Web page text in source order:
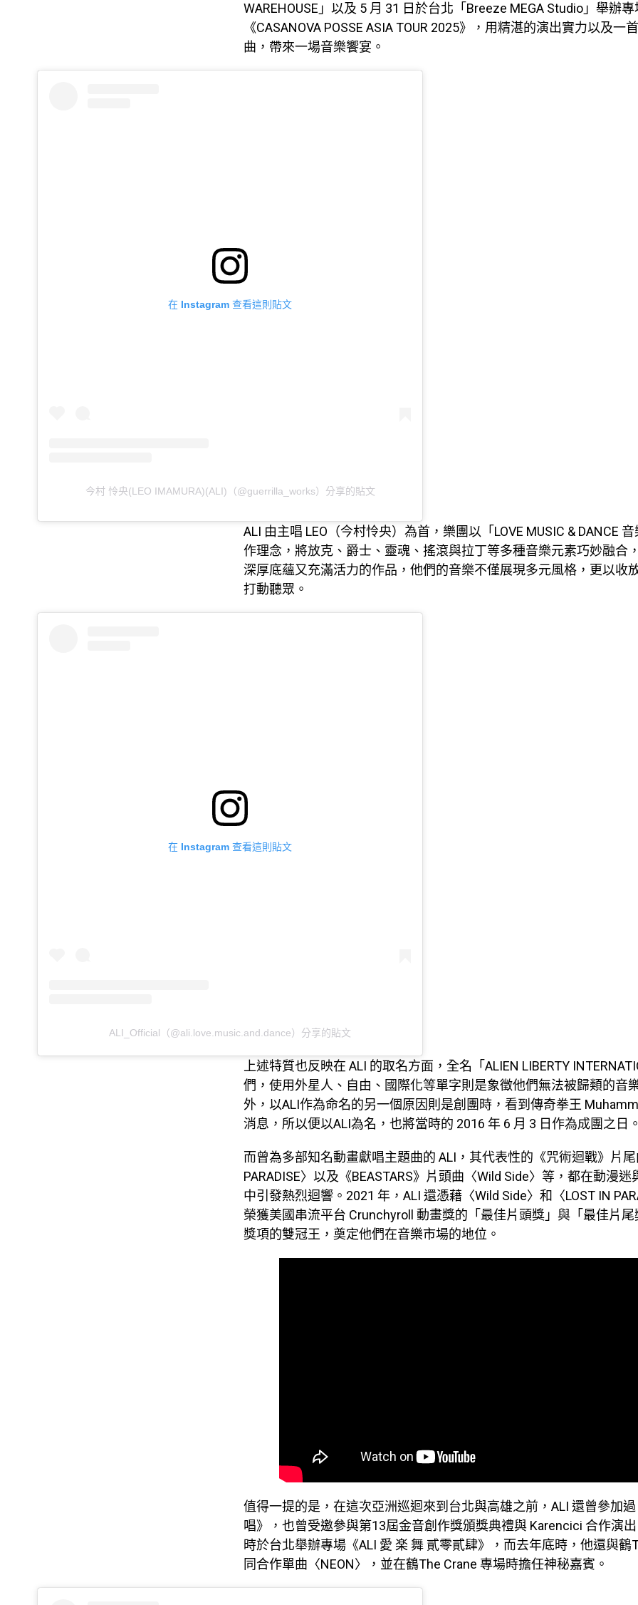
WAREHOUSE」以及 5 月 31 日於台北「Breeze MEGA Studio」舉辦專
《CASANOVA POSSE ASIA TOUR 2025》，用精湛的演出實力以及一
曲，帶來一場音樂饗宴。
在 Instagram 查看這則貼文
今村 怜央(LEO IMAMURA)(ALI)（@guerrilla_works）分享的貼文
ALI 由主唱 LEO（今村怜央）為首，樂團以「LOVE MUSIC & DANCE
作理念，將放克、爵士、靈魂、搖滾與拉丁等多種音樂元素巧妙融合
深厚底蘊又充滿活力的作品，他們的音樂不僅展現多元風格，更以收
打動聽眾。
在 Instagram 查看這則貼文
ALI_Official（@ali.love.music.and.dance）分享的貼文
上述特質也反映在 ALI 的取名方面，全名「ALIEN LIBERTY
們，使用外星人、自由、國際化等單字則是象徵他們無法被歸類的音
外，以ALI作為命名的另一個原因則是創團時，看到傳奇拳王
消息，所以便以ALI為名，也將當時的 2016 年 6 月 3 日作為成團之日。
而曾為多部知名動畫獻唱主題曲的 ALI，其代表性的《咒術迴戰》片尾
PARADISE〉以及《BEASTARS》片頭曲〈Wild Side〉等，都在動漫迷
中引發熱烈迴響。2021 年，ALI 還憑藉〈Wild Side〉和〈LOST IN
榮獲美國串流平台 Crunchyroll 動畫獎的「最佳片頭獎」與「最佳片
獎項的雙冠王，奠定他們在音樂市場的地位。
值得一提的是，在這次亞洲巡迴來到台北與高雄之前，ALI 還曾參加
唱》，也曾受邀參與第13屆金音創作獎頒獎典禮與 Karencici 合作演
時於台北舉辦專場《ALI 愛 楽 舞 貳零貳肆》，而去年底時，他還與鶴
同合作單曲〈NEON〉，並在鶴The Crane 專場時擔任神秘嘉賓。